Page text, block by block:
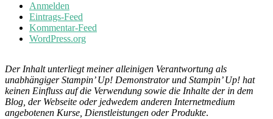
Anmelden
Eintrags-Feed
Kommentar-Feed
WordPress.org
Der Inhalt unterliegt meiner alleinigen Verantwortung als
unabhängiger Stampin’ Up! Demonstrator und Stampin’ Up! hat
keinen Einfluss auf die Verwendung sowie die Inhalte der in dem
Blog, der Webseite oder jedwedem anderen Internetmedium
angebotenen Kurse, Dienstleistungen oder Produkte.